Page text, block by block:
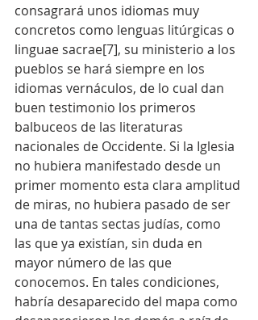
consagrará unos idiomas muy
concretos como lenguas litúrgicas o
linguae sacrae[7], su ministerio a los
pueblos se hará siempre en los
idiomas vernáculos, de lo cual dan
buen testimonio los primeros
balbuceos de las literaturas
nacionales de Occidente. Si la Iglesia
no hubiera manifestado desde un
primer momento esta clara amplitud
de miras, no hubiera pasado de ser
una de tantas sectas judías, como
las que ya existían, sin duda en
mayor número de las que
conocemos. En tales condiciones,
habría desaparecido del mapa como